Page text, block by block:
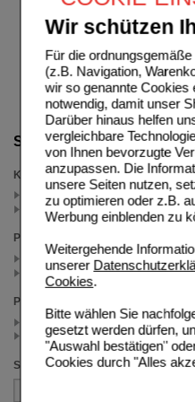
Wir schützen
Für die
(z.B. Navigation,
wir so genannte Cookies
notwendig, damit unser
Darüber hinaus helfen
vergleichbare
von Ihnen bevorzugte
anzupassen. Die
unsere Seiten nutzen,
zu optimieren oder z.B.
Werbung einblenden zu
Weitergehende
unserer
Cookies.
Bitte wählen Sie
gesetzt werden dürfen,
"Auswahl bestätigen"
Cookies durch "Alles
Suche verfeinern
Kategorien
Augentropfen (2)
Packungsgröße
2X10 ml (2)
10 ml (2)
Preis
< 10.00 (2)
>= 10.00 (2)
Sortieren nach